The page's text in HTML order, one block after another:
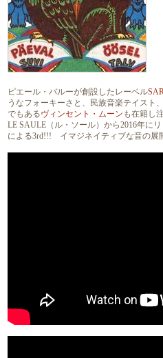
ピエール・バルーが創設したレーベル
うなフォーキーさと、民族音楽テイスト
でもあるヴィンセント・ムーン も在籍し
LE SAULE（ル・ソール）から2016年に
による3rd!!! イマジネイティブな音の展